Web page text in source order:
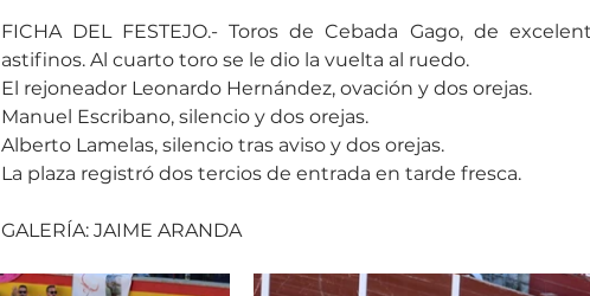
FICHA DEL FESTEJO.- Toros de Cebada Gago, de
astifinos. Al cuarto toro se le dio la vuelta al ruedo.
El rejoneador Leonardo Hernández, ovación y dos orejas.
Manuel Escribano, silencio y dos orejas.
Alberto Lamelas, silencio tras aviso y dos orejas.
La plaza registró dos tercios de entrada en tarde fresca.
GALERÍA: JAIME ARANDA